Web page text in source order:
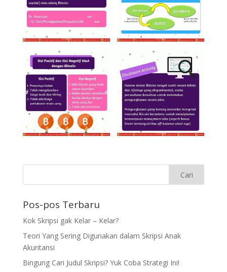
Pos-pos Terbaru
Kok Skripsi gak Kelar – Kelar?
Teori Yang Sering Digunakan dalam Skripsi Anak
Akuntansi
Bingung Cari Judul Skripsi? Yuk Coba Strategi Ini!